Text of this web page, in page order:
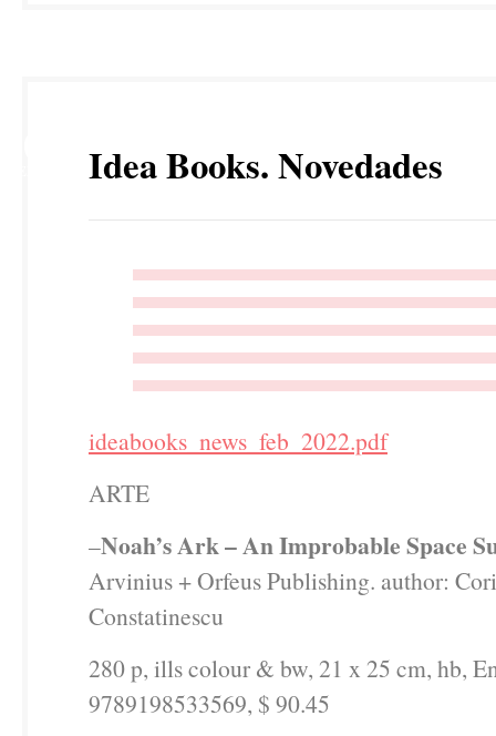
Idea Books. Novedades
ideabooks_news_feb_2022.pdf
ARTE
–Noah’s Ark – An Improbable Space
Arvinius + Orfeus Publishing. author:
Constatinescu
280 p, ills colour & bw, 21 x 25 cm, hb,
9789198533569, $ 90.45